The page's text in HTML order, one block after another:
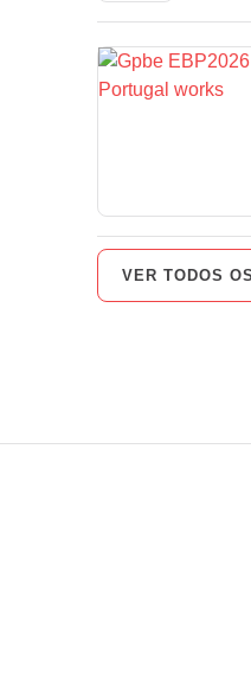
VER TODOS